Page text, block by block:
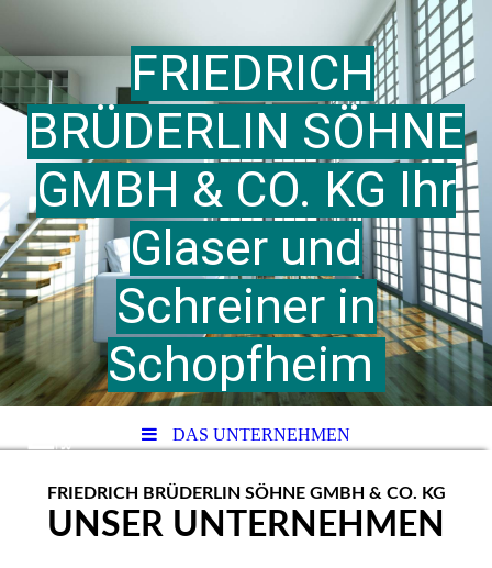
FRIEDRICH
BRÜDERLIN SÖHNE
GMBH & CO. KG Ihr
Glaser und
Schreiner in
Schopfheim
DAS UNTERNEHMEN
FRIEDRICH BRÜDERLIN SÖHNE GMBH & CO. KG
UNSER UNTERNEHMEN